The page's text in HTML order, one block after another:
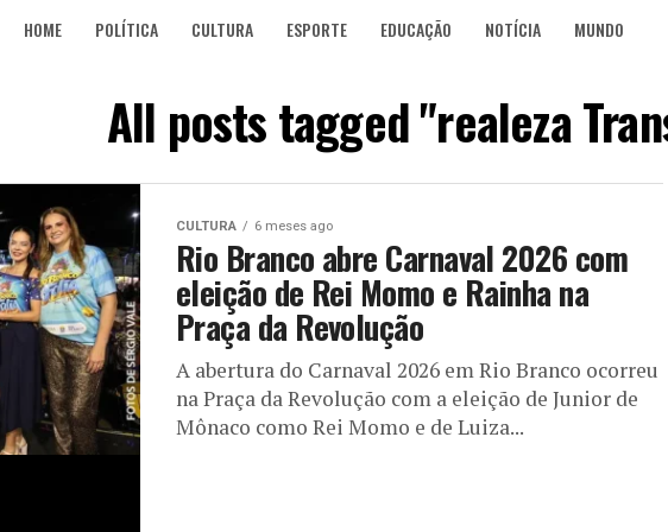
HOME POLÍTICA CULTURA ESPORTE EDUCAÇÃO NOTÍCIA MUNDO
All posts tagged "realeza
CULTURA 6 meses ago
Rio Branco abre Carnaval 2026 com
eleição de Rei Momo e Rainha na
Praça da Revolução
A abertura do Carnaval 2026 em Rio Branco ocorreu
na Praça da Revolução com a eleição de Junior de
Mônaco como Rei Momo e de Luiza...